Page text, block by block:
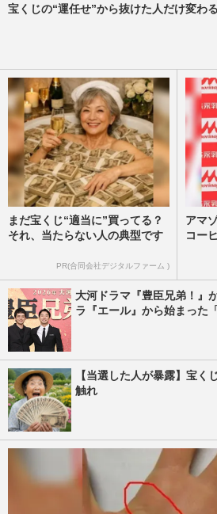
宝くじの“運任せ”から抜けた人だけ変わる
まだ宝くじ“適当に”買ってる？
それ、当たらない人の典型です
PR(合同会社デジタルファーム )
アマ
コー
大河ドラマ『豊臣兄弟！』
ラ『エール』から始まった
【当選した人が暴露】宝く
触れ